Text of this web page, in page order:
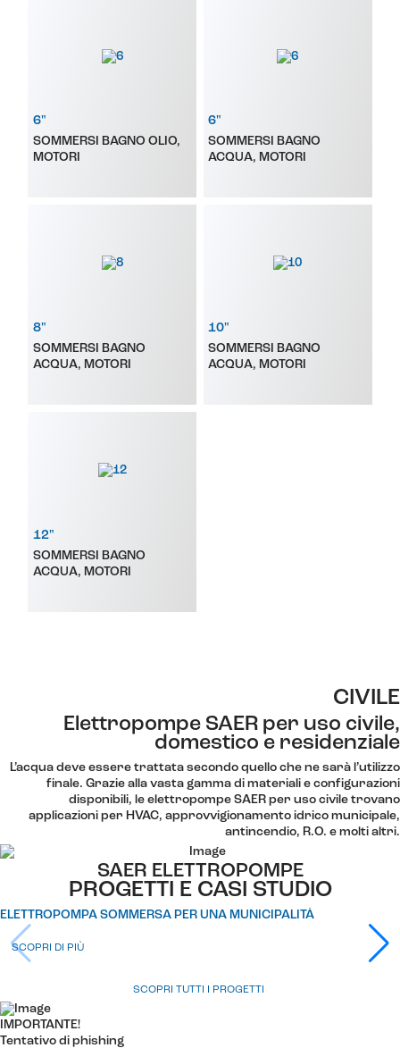
6"
SOMMERSI BAGNO OLIO,
MOTORI
6"
SOMMERSI BAGNO
ACQUA, MOTORI
8"
SOMMERSI BAGNO
ACQUA, MOTORI
10"
SOMMERSI BAGNO
ACQUA, MOTORI
12"
SOMMERSI BAGNO
ACQUA, MOTORI
CIVILE
Elettropompe SAER per uso civile,
domestico e residenziale
L’acqua deve essere trattata secondo quello che ne sarà l’utilizzo
finale. Grazie alla vasta gamma di materiali e configurazioni
disponibili, le elettropompe SAER per uso civile trovano
applicazioni per HVAC, approvvigionamento idrico municipale,
antincendio, R.O. e molti altri.
SAER ELETTROPOMPE
PROGETTI E CASI STUDIO
ELETTROPOMPA SOMMERSA PER UNA MUNICIPALITÀ
SCOPRI DI PIÙ
SCOPRI TUTTI I PROGETTI
IMPORTANTE!
Tentativo di phishing